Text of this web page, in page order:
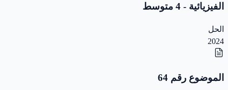
الفيزيائية - 4 متوسط
الحل
2024
الموضوع رقم 64